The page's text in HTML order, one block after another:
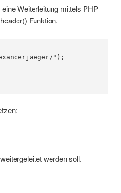
Weiterleitung mittels PHP
Funktion.
");
werden soll.